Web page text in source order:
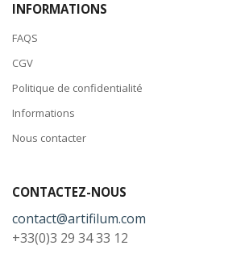
INFORMATIONS
FAQS
CGV
Politique de confidentialité
Informations
Nous contacter
CONTACTEZ-NOUS
contact@artifilum.com
+33(0)3 29 34 33 12